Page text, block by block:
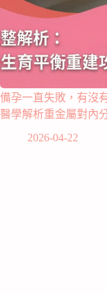
備孕一直失敗，有沒
醫學解析重金屬對內
2026-04-22